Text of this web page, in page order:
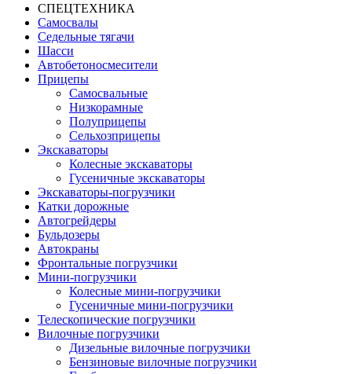
СПЕЦТЕХНИКА
Самосвалы
Седельные тягачи
Шасси
Автобетоно­смесители
Прицепы
Самосвальные
Низкорамные
Полуприцепы
Сельхозприцепы
Экскаваторы
Колесные экскаваторы
Гусеничные экскаваторы
Экскаваторы-погрузчики
Катки дорожные
Автогрейдеры
Бульдозеры
Автокраны
Фронтальные погрузчики
Мини-погрузчики
Колесные мини-погрузчики
Гусеничные мини-погрузчики
Телескопические погрузчики
Вилочные погрузчики
Дизельные вилочные погрузчики
Бензиновые вилочные погрузчики